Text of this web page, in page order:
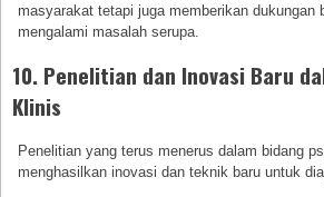
masyarakat tetapi juga memberikan dukungan
mengalami masalah serupa.
10. Penelitian dan Inovasi Baru
Klinis
Penelitian yang terus menerus dalam bidang
menghasilkan inovasi dan teknik baru untuk